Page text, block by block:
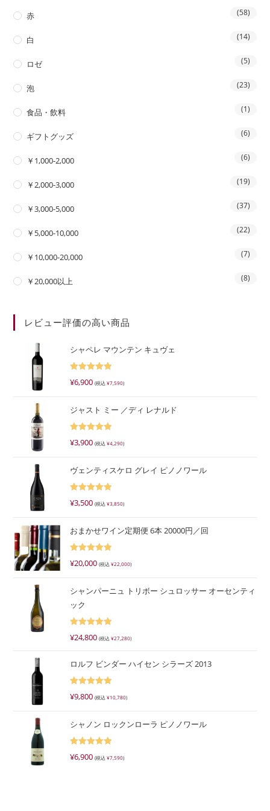
赤 (58)
白 (14)
ロゼ (5)
泡 (23)
食品・飲料 (1)
ギフトグッズ (6)
￥1,000-2,000 (6)
￥2,000-3,000 (19)
￥3,000-5,000 (37)
￥5,000-10,000 (22)
￥10,000-20,000 (7)
￥20,000以上 (8)
レビュー評価の高い商品
シャペレ マウンテン キュヴェ
¥6,900 (税込¥7,590)
ジャスト ミー ／ディ レナルド
¥3,900 (税込¥4,290)
ヴェンティスケロ グレイ ピノノワール
¥3,500 (税込¥3,850)
おまかせワイン定期便 6本 20000円／回
¥20,000 (税込¥22,000)
シャンパーニュ トリボー シュロッサー オーセンティ
ック
¥24,800 (税込¥27,280)
ロルフ ビンダー ハイセン シラーズ 2013
¥9,800 (税込¥10,780)
シャノン ロックンローラ ピノノワール
¥6,900 (税込¥7,590)